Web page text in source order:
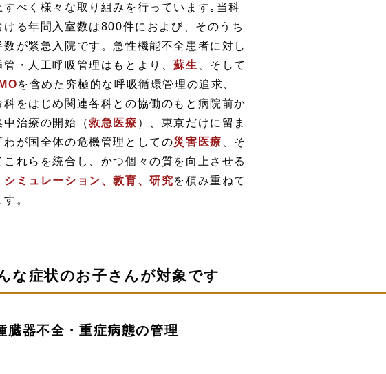
すべく様々な取り組みを行っています｡当科
ける年間入室数は800件におよび、そのうち
数が緊急入院です。急性機能不全患者に対し
管・人工呼吸管理はもとより、蘇生
、そして
を含めた究極的な呼吸循環管理の追求、
科をはじめ関連各科との協働のもと病院前か
中治療の開始（救急医療 ）、東京だけに留ま
わが国全体の危機管理としての災害医療
、そ
これらを統合し、かつ個々の質を向上させる
シミュレーション、教育、研究を積み重ねて
。
な症状のお子さんが対象です
臓器不全・重症病態の管理